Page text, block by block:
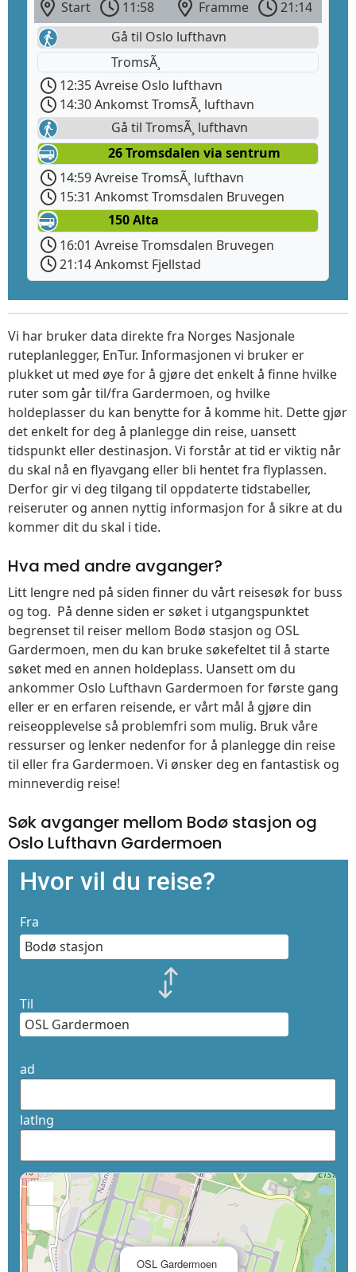
Start 11:58 Framme
21:14
Gå til Oslo lufthavn
TromsÃ¸
12:35 Avreise Oslo lufthavn
14:30 Ankomst TromsÃ¸ lufthavn
Gå til TromsÃ¸ lufthavn
26 Tromsdalen via sentrum
14:59 Avreise TromsÃ¸ lufthavn
15:31 Ankomst Tromsdalen Bruvegen
150 Alta
16:01 Avreise Tromsdalen Bruvegen
21:14 Ankomst Fjellstad
Vi har bruker data direkte fra Norges Nasjonale
ruteplanlegger, EnTur. Informasjonen vi bruker er
plukket ut med øye for å gjøre det enkelt å finne hvilke
ruter som går til/fra Gardermoen, og hvilke
holdeplasser du kan benytte for å komme hit. Dette gjør
det enkelt for deg å planlegge din reise, uansett
tidspunkt eller destinasjon. Vi forstår at tid er viktig når
du skal nå en flyavgang eller bli hentet fra flyplassen.
Derfor gir vi deg tilgang til oppdaterte tidstabeller,
reiseruter og annen nyttig informasjon for å sikre at du
kommer dit du skal i tide.
Hva med andre avganger?
Litt lengre ned på siden finner du vårt reisesøk for buss
og tog. På denne siden er søket i utgangspunktet
begrenset til reiser mellom Bodø stasjon og OSL
Gardermoen, men du kan bruke søkefeltet til å starte
søket med en annen holdeplass. Uansett om du
ankommer Oslo Lufthavn Gardermoen for første gang
eller er en erfaren reisende, er vårt mål å gjøre din
reiseopplevelse så problemfri som mulig. Bruk våre
ressurser og lenker nedenfor for å planlegge din reise
til eller fra Gardermoen. Vi ønsker deg en fantastisk og
minneverdig reise!
Søk avganger mellom Bodø stasjon og
Oslo Lufthavn Gardermoen
Hvor vil du reise?
Fra
Til
ad
latlng
OSL Gardermoen